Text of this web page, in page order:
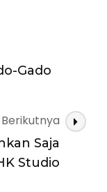
Dasar
Di
Bogor
Gado
Saja
Studio